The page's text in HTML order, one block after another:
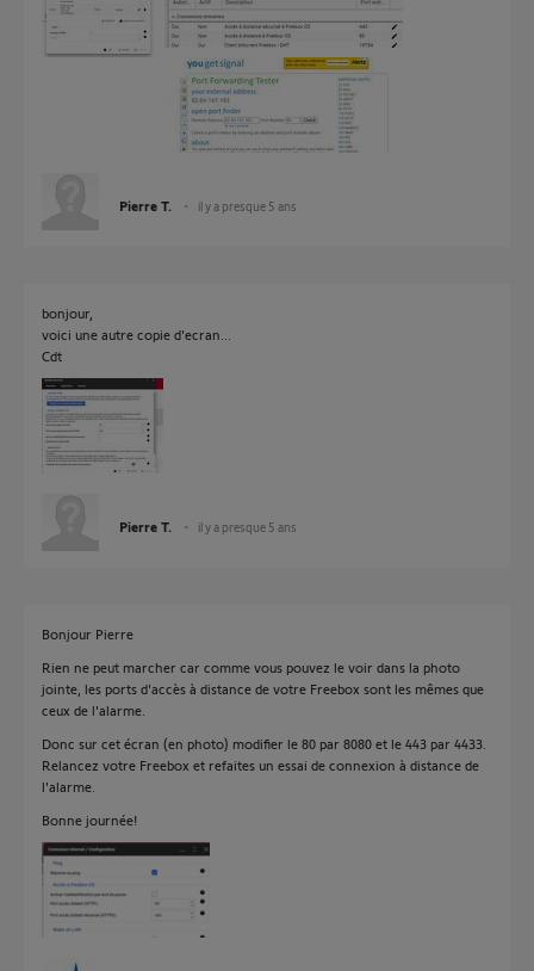
Pierre T. il y a presque 5 ans
bonjour,
voici une autre copie d'ecran...
Cdt
Pierre T. il y a presque 5 ans
Bonjour Pierre
Rien ne peut marcher car comme vous pouvez le voir dans la photo
jointe, les ports d'accès à distance de votre Freebox sont les mêmes que
ceux de l'alarme.
Donc sur cet écran (en photo) modifier le 80 par 8080 et le 443 par 4433.
Relancez votre Freebox et refaites un essai de connexion à distance de
l'alarme.
Bonne journée!